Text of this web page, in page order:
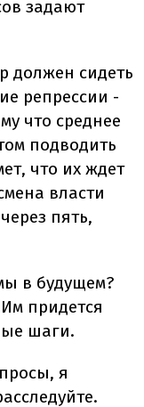
задают
должен сидеть
репрессии -
что среднее
подводить
что их ждет
власти
пять,
в будущем?
придется
шаги.
я